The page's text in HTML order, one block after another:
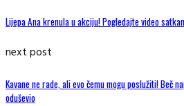
Lijepa Ana krenula u akciju! Pogledajte video
next post
Kavane ne rade, ali evo čemu mogu poslužiti! Beč
oduševio